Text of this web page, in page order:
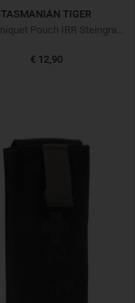
TASMANIAN TIGER
€ 12,90